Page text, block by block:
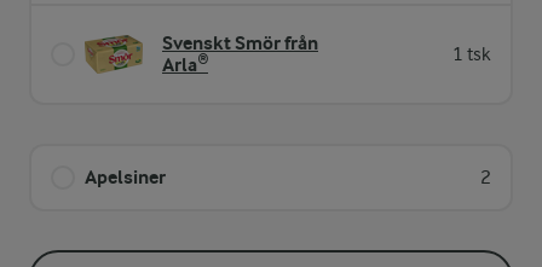
Svenskt Smör från
Arla®
1 tsk
Apelsiner 2